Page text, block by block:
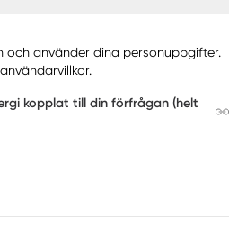
och använder dina personuppgifter.
kopplat till din förfrågan (helt